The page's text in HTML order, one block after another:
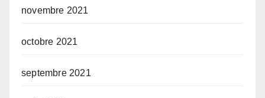
novembre 2021
octobre 2021
septembre 2021